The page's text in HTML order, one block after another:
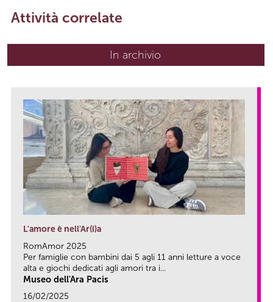
Attività correlate
In archivio
L'amore è nell'Ar(i)a
RomAmor 2025
Per famiglie con bambini dai 5 agli 11 anni letture a voce
alta e giochi dedicati agli amori tra i...
Museo dell'Ara Pacis
16/02/2025